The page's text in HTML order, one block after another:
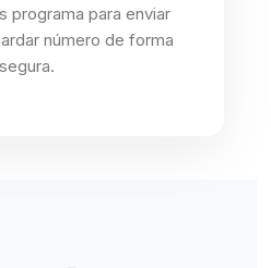
programa para enviar
número de forma
segura.